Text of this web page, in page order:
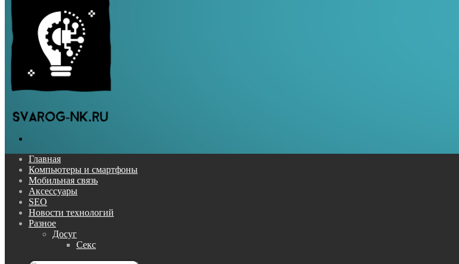
Главная
Компьютеры и смартфоны
Мобильная связь
Аксессуары
SEO
Новости технологий
Разное
Досуг
Секс